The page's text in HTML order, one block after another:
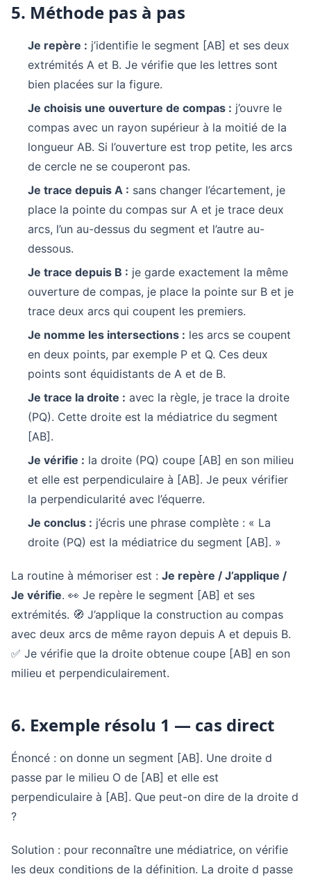
5. Méthode pas à pas
Je repère : j’identifie le segment [AB] et ses deux
extrémités A et B. Je vérifie que les lettres sont
bien placées sur la figure.
Je choisis une ouverture de compas : j’ouvre le
compas avec un rayon supérieur à la moitié de la
longueur AB. Si l’ouverture est trop petite, les arcs
de cercle ne se couperont pas.
Je trace depuis A : sans changer l’écartement, je
place la pointe du compas sur A et je trace deux
arcs, l’un au-dessus du segment et l’autre au-
dessous.
Je trace depuis B : je garde exactement la même
ouverture de compas, je place la pointe sur B et je
trace deux arcs qui coupent les premiers.
Je nomme les intersections : les arcs se coupent
en deux points, par exemple P et Q. Ces deux
points sont équidistants de A et de B.
Je trace la droite : avec la règle, je trace la droite
(PQ). Cette droite est la médiatrice du segment
[AB].
Je vérifie : la droite (PQ) coupe [AB] en son milieu
et elle est perpendiculaire à [AB]. Je peux vérifier
la perpendicularité avec l’équerre.
Je conclus : j’écris une phrase complète : « La
droite (PQ) est la médiatrice du segment [AB]. »
La routine à mémoriser est : Je repère / J’applique /
Je vérifie. 👀 Je repère le segment [AB] et ses
extrémités. 🧭 J’applique la construction au compas
avec deux arcs de même rayon depuis A et depuis B.
✅ Je vérifie que la droite obtenue coupe [AB] en son
milieu et perpendiculairement.
6. Exemple résolu 1 — cas direct
Énoncé : on donne un segment [AB]. Une droite d
passe par le milieu O de [AB] et elle est
perpendiculaire à [AB]. Que peut-on dire de la droite d
?
Solution : pour reconnaître une médiatrice, on vérifie
les deux conditions de la définition. La droite d passe